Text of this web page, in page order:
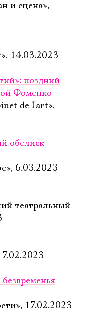
и сцена»,
14.03.2023
поздний
Фоменко
de l'art»,
обелиск
6.03.2023
театральный
17.02.2023